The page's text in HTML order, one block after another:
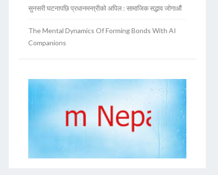
सुनसरी घटनापछि प्रधानमन्त्रीको अपिल : सामाजिक सद्भाव जोगाऔं
The Mental Dynamics Of Forming Bonds With AI
Companions